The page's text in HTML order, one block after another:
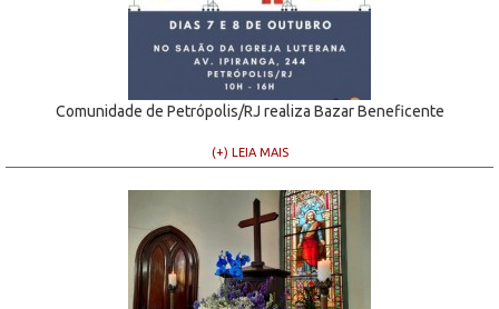
Comunidade de Petrópolis/RJ realiza Bazar Beneficente
(+) LEIA MAIS